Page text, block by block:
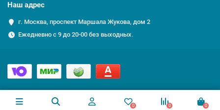
Наш адрес
г. Москва, проспект Маршала Жукова, дом 2
Ежедневно с 9 до 20-00 без выходных.
0 0 0